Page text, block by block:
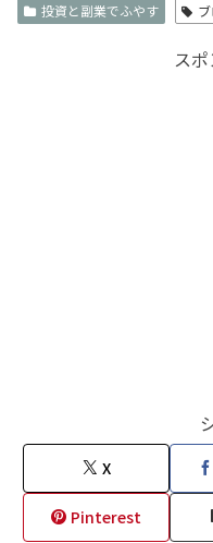
投資と副業でふやす
ス
X
Pinterest